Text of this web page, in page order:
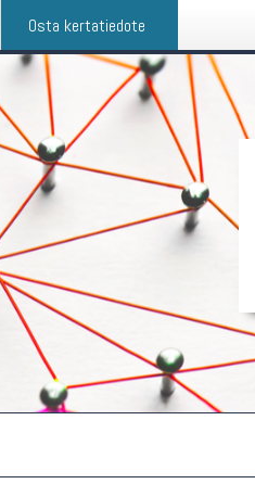
Osta kertatiedote